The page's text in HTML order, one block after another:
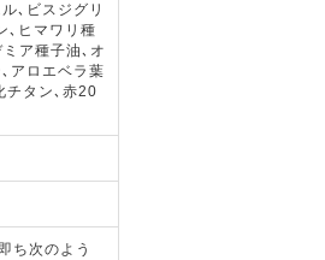
､ビスジグリ
､ヒマワリ種
ア種子油､オ
アロエベラ葉
チタン､赤20
ち次のよう